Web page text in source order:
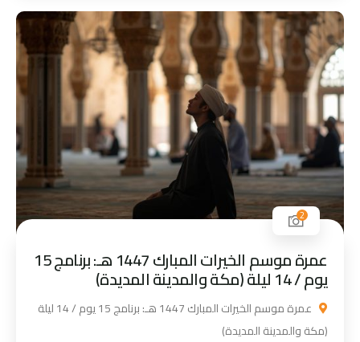
2
عمرة موسم الخيرات المبارك 1447 هـ: برنامج 15
يوم / 14 ليلة (مكة والمدينة المديدة)
عمرة موسم الخيرات المبارك 1447 هـ: برنامج 15 يوم / 14 ليلة
(مكة والمدينة المديدة)